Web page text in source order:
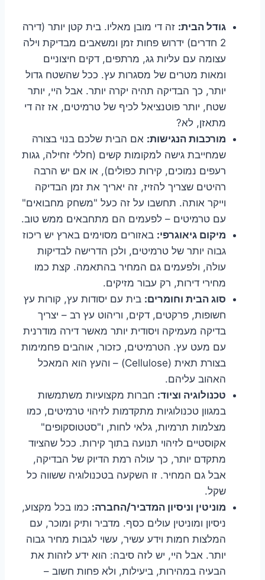
גודל הבית: זה די מובן מאליו. בית קטן יותר (דירה
2 חדרים) ידרוש פחות זמן ומשאבים מבדיקת וילה
עצומה עם עליות גג, מרתפים, דקים חיצוניים
ומאות מטרים של מסגרות עץ. ככל שהשטח גדול
יותר, כך הבדיקה תהיה יקרה יותר. אבל היי, יותר
שטח, יותר פוטנציאל לכיף של טרמיטים, אז זה די
מתאזן, לא?
מורכבות הנגישות: אם הבית שלכם בנוי בצורה
שמחייבת גישה למקומות קשים (חללי זחילה, גגות
רעפים נמוכים, קירות כפולים), או אם יש הרבה
רהיטים שצריך להזיז, זה יאריך את זמן הבדיקה
וייקר אותה. תחשבו על זה כעל "משחק מחבואים"
עם טרמיטים – לפעמים הם מתחבאים ממש טוב.
מיקום גיאוגרפי: באזורים מסוימים בארץ יש ריכוז
גבוה יותר של טרמיטים, ולכן הדרישה לבדיקות
עולה, ולפעמים גם המחיר בהתאמה. קצת כמו
מחירי דירות, רק עבור מזיקים.
סוג הבית וחומרים: בית עם יסודות עץ, קורות עץ
חשופות, פרקטים, דקים, וריהוט עץ רב – יצריך
בדיקה מעמיקה ויסודית יותר מאשר דירה מודרנית
עם מעט עץ. הטרמיטים, כזכור, אוהבים פחמימות
בצורת תאית (Cellulose) – והעץ הוא המאכל
האהוב עליהם.
טכנולוגיה וציוד: חברות מקצועיות משתמשות
במגוון טכנולוגיות מתקדמות לזיהוי טרמיטים, כמו
מצלמות תרמיות, גלאי לחות, ו"סטטוסקופים"
אקוסטיים לזיהוי תנועה בתוך קירות. ככל שהציוד
מתקדם יותר, כך עולה רמת הדיוק של הבדיקה,
אבל גם המחיר. זו השקעה בטכנולוגיה ששווה כל
שקל.
מוניטין וניסיון המדביר/החברה: כמו בכל מקצוע,
ניסיון ומוניטין עולים כסף. מדביר ותיק ומוכר, עם
המלצות חמות וידע עשיר, עשוי לגבות מחיר גבוה
יותר. אבל היי, יש לזה סיבה: הוא ידע לזהות את
הבעיה במהירות, ביעילות, ולא פחות חשוב –